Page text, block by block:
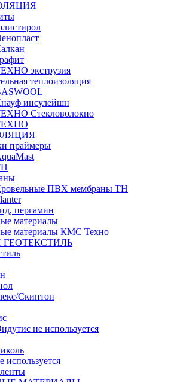
экструзия
теплоизоляция
инсулейшн
Стекловолокно
праймеры
ПВХ мембраны ТН
пергамин
материалы
материалы КМС Техно
Скиптон
не используется
используется